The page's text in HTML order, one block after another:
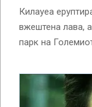
Килауеа
вжештена лава,
парк на